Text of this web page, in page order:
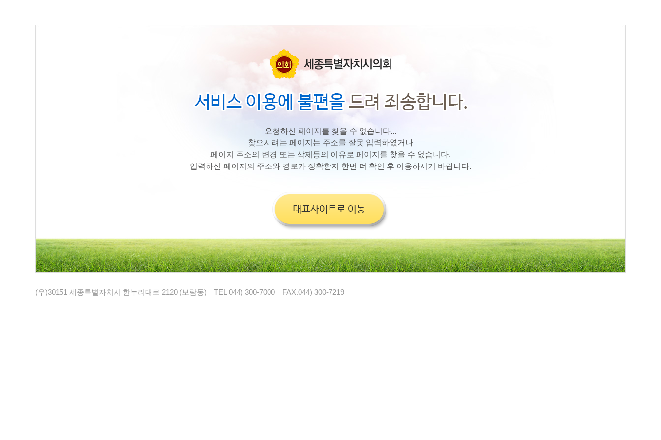
요청하신 페이지를 찾을 수 없습니다...
찾으시려는 페이지는 주소를 잘못 입력하였거나
페이지 주소의 변경 또는 삭제등의 이유로 페이지를 찾을 수 없습니다.
입력하신 페이지의 주소와 경로가 정확한지 한번 더 확인 후 이용하시기 바랍니다.
(우)30151 세종특별자치시 한누리대로 2120 (보람동) TEL 044) 300-7000 FAX.044) 300-7219